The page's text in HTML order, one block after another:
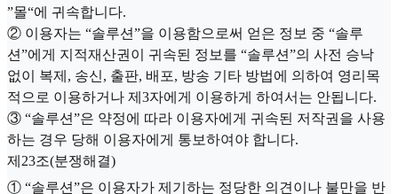
”몰“에 귀속합니다.
② 이용자는 “솔루션”을 이용함으로써 얻은 정보 중 “솔루
션”에게 지적재산권이 귀속된 정보를 “솔루션”의 사전 승낙
없이 복제, 송신, 출판, 배포, 방송 기타 방법에 의하여 영리목
적으로 이용하거나 제3자에게 이용하게 하여서는 안됩니다.
③ “솔루션”은 약정에 따라 이용자에게 귀속된 저작권을 사용
하는 경우 당해 이용자에게 통보하여야 합니다.
제23조(분쟁해결)
① “솔루션”은 이용자가 제기하는 정당한 의견이나 불만을 반